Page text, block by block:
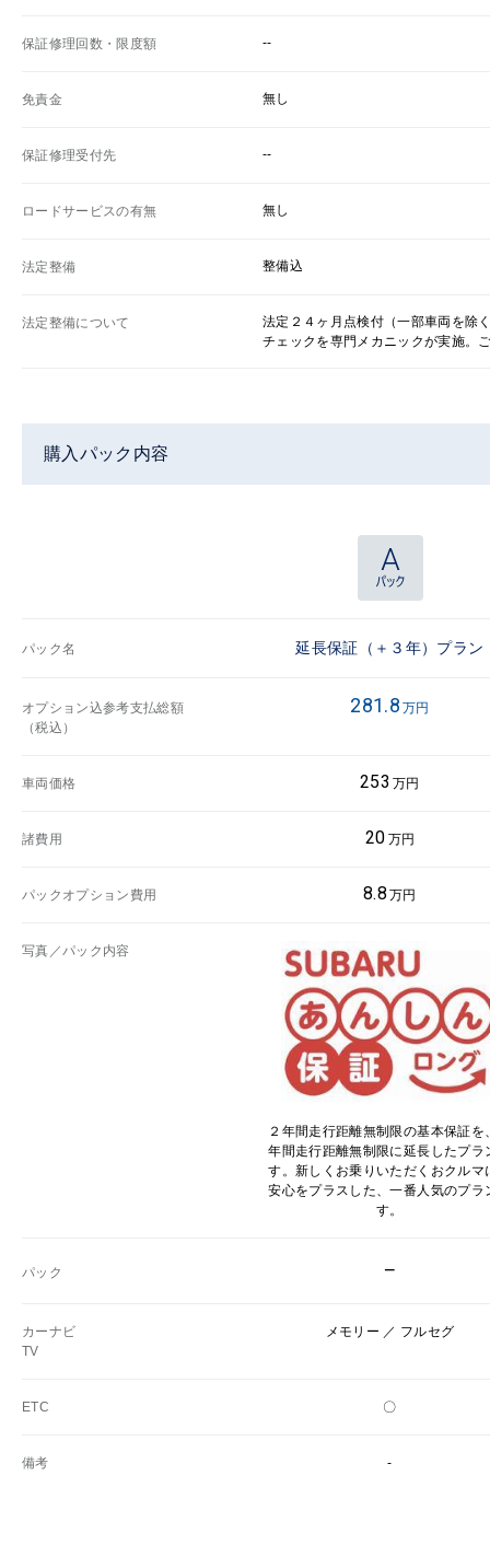
保証修理回数・限度額 --
免責金 無し
保証修理受付先 --
ロードサービスの有無 無し
法定整備 整備込
法定整備について
法定２４ヶ月点検付（一部車両を除
チェックを専門メカニックが実施。
購入パック内容
パック名 延長保証（＋３年）プラン
オプション込参考支払総額
（税込）
281.8 万円
車両価格 253 万円
諸費用 20 万円
パックオプション費用 8.8 万円
写真／パック内容
２年間走行距離無制限の基本保証を
年間走行距離無制限に延長したプラ
す。新しくお乗りいただくおクルマ
安心をプラスした、一番人気のプラ
す。
パック −
カーナビ
TV
メモリー ／ フルセグ
ETC 〇
備考 -